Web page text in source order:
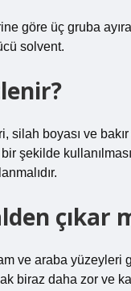
göre üç gruba
solvent.
boyası ve
şekilde
çıkar
ve araba
biraz daha zor ve